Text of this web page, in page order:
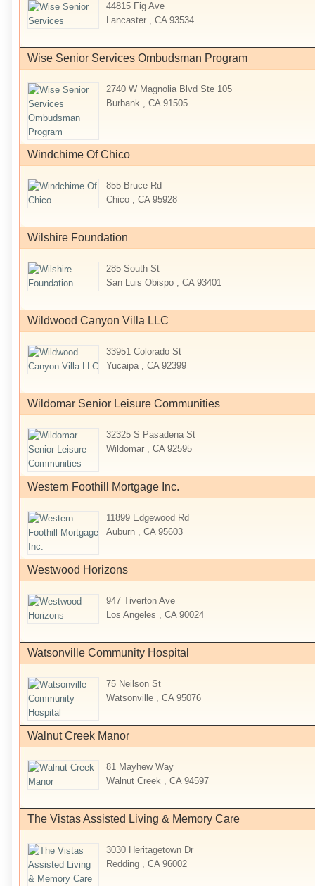
44815 Fig Ave
Lancaster , CA 93534
Wise Senior Services Ombudsman Program
2740 W Magnolia Blvd Ste 105
Burbank , CA 91505
Windchime Of Chico
855 Bruce Rd
Chico , CA 95928
Wilshire Foundation
285 South St
San Luis Obispo , CA 93401
Wildwood Canyon Villa LLC
33951 Colorado St
Yucaipa , CA 92399
Wildomar Senior Leisure Communities
32325 S Pasadena St
Wildomar , CA 92595
Western Foothill Mortgage Inc.
11899 Edgewood Rd
Auburn , CA 95603
Westwood Horizons
947 Tiverton Ave
Los Angeles , CA 90024
Watsonville Community Hospital
75 Neilson St
Watsonville , CA 95076
Walnut Creek Manor
81 Mayhew Way
Walnut Creek , CA 94597
The Vistas Assisted Living & Memory Care
3030 Heritagetown Dr
Redding , CA 96002